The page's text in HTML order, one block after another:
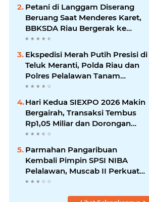
Petani di Langgam Diserang
Beruang Saat Menderes Karet,
BBKSDA Riau Bergerak ke
Lokasi
Ekspedisi Merah Putih Presisi di
Teluk Meranti, Polda Riau dan
Polres Pelalawan Tanam
Mangrove Demi Negeri
Hari Kedua SIEXPO 2026 Makin
Bergairah, Transaksi Tembus
Rp1,05 Miliar dan Dorongan
Palm Oil Institute Menguat
Parmahan Pangaribuan
Kembali Pimpin SPSI NIBA
Pelalawan, Muscab II Perkuat
Soliditas Buruh